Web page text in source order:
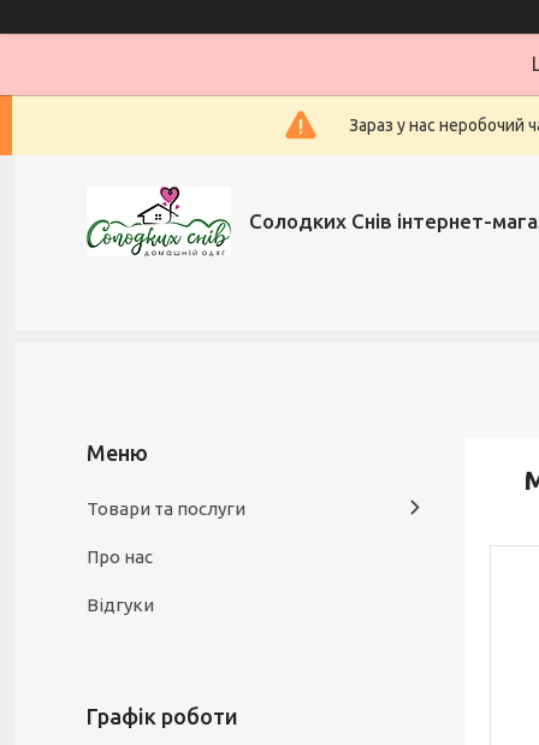
Зараз у нас неробочий
Солодких Снів інтернет-
Товари та послуги
Про нас
Відгуки
Графік роботи